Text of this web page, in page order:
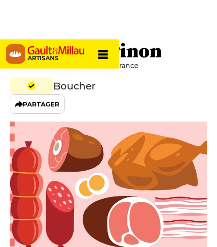
ARTISANS
Boucherie Pinon
13 Rue Du Poteau, 75018 Paris, France
Boucher
PARTAGER